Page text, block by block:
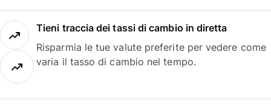
Tieni traccia dei tassi di cambio in diretta
Risparmia le tue valute preferite per vedere come
varia il tasso di cambio nel tempo.